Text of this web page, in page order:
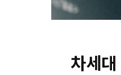
차세